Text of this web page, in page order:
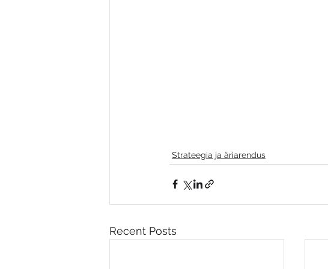
Strateegia ja äriarendus
Recent Posts